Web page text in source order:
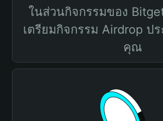
ในส่วนกิจกรรมของ
เตรียมกิจกรรม Airdrop ปร
คุณ